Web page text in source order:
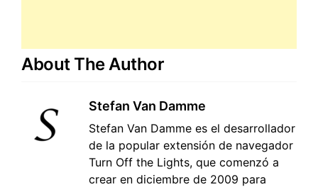
About The Author
Stefan Van Damme
Stefan Van Damme es el desarrollador
de la popular extensión de navegador
Turn Off the Lights, que comenzó a
crear en diciembre de 2009 para